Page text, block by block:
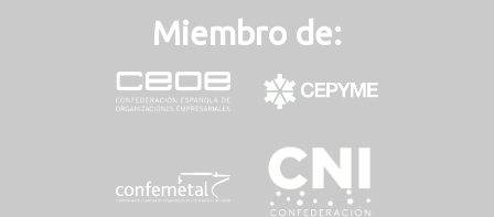
Miembro de: